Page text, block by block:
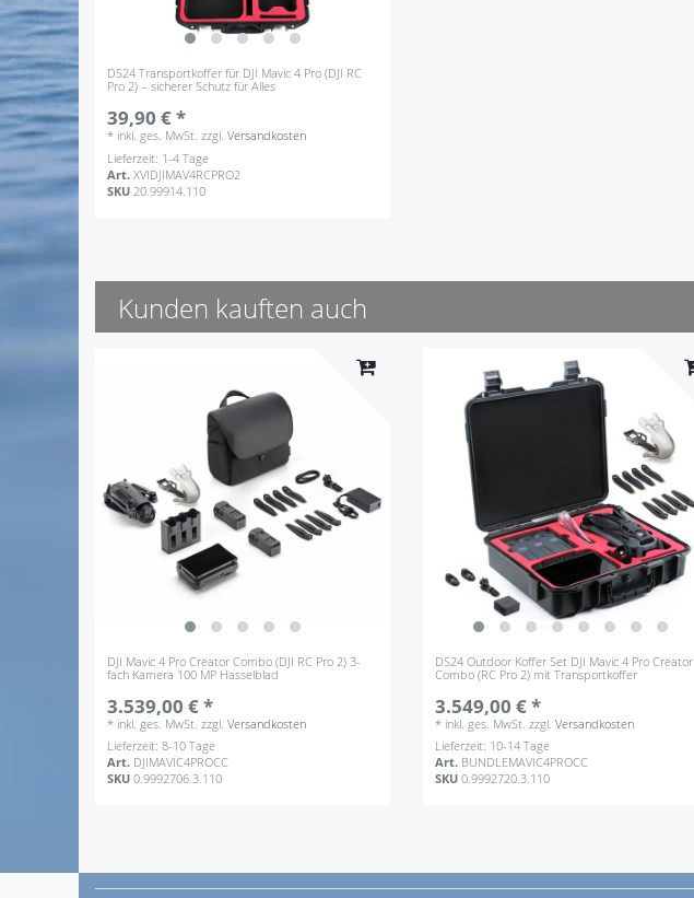
DS24 Transportkoffer für DJI Mavic 4 Pro (DJI RC
Pro 2) – sicherer Schutz für Alles
39,90 € *
* inkl. ges. MwSt. zzgl.Versandkosten
Lieferzeit: 1-4 Tage
Art.XVIDJIMAV4RCPRO2
SKU 20.99914.110
Kunden kauften auch
DJI Mavic 4 Pro Creator Combo (DJI RC Pro 2) 3-
fach Kamera 100 MP Hasselblad
3.539,00 € *
* inkl. ges. MwSt. zzgl.Versandkosten
Lieferzeit: 8-10 Tage
Art. DJIMAVIC4PROCC
SKU0.9992706.3.110
DS24 Outdoor Koffer Set DJI Mavic 4 Pro Creator
Combo (RC Pro 2) mit Transportkoffer
3.549,00 € *
* inkl. ges. MwSt. zzgl.Versandkosten
Lieferzeit: 10-14 Tage
Art. BUNDLEMAVIC4PROCC
SKU0.9992720.3.110